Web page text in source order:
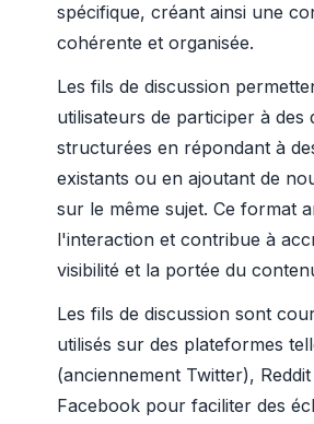
spécifique, créant ainsi une
cohérente et organisée.
Les fils de discussion
utilisateurs de participer à des
structurées en répondant à
existants ou en ajoutant de
sur le même sujet. Ce format
l'interaction et contribue à
visibilité et la portée du
Les fils de discussion sont
utilisés sur des plateformes
(anciennement Twitter),
Facebook pour faciliter des